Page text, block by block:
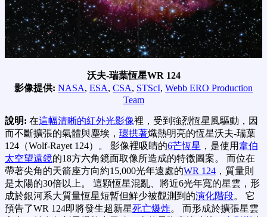
沃夫-瑞葉恆星WR 124
影像提供: NASA, ESA, CSA, STScI, Webb ERO Production
Team
說明: 在這幅清晰的紅外光影像裡，受到強烈恆星風驅動，因
而不斷擴張的氣體與塵埃， 環拱著熾熱明亮的恆星沃夫-瑞葉
124（Wolf-Rayet 124）。 影像裡吸睛的6芒恆星 ，是使用韋伯
太空望遠鏡的18方六角鏡面取像所造成的特徵圖案。 而位在
帶著尖角的天箭座方向約15,000光年遠處的WR 124 ，質量則
是太陽的30倍以上。 這顆恆星混亂、將近6光年寬的星雲，形
成於銀河系大質量恆星短暫但鮮少被觀測到的演化階段。 它
預告了WR 124即將發生超新星死亡爆炸。 而形成於擴張星雲